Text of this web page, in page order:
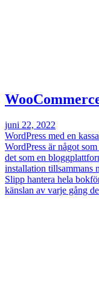
juni 22, 2022
WordPress med en
WordPress är något
det som en
installation tillsammans
Slipp hantera hela
känslan av varje gång